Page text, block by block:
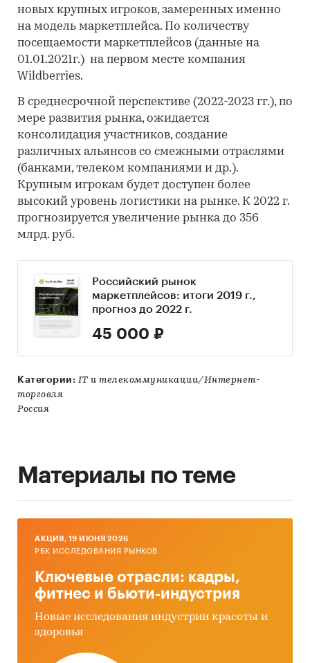
новых крупных игроков, замеренных именно
на модель маркетплейса. По количеству
посещаемости маркетплейсов (данные на
01.01.2021г.) на первом месте компания
Wildberries.
В среднесрочной перспективе (2022-2023 гг.), по
мере развития рынка, ожидается
консолидация участников, создание
различных альянсов со смежными отраслями
(банками, телеком компаниями и др.).
Крупным игрокам будет доступен более
высокий уровень логистики на рынке. К 2022 г.
прогнозируется увеличение рынка до 356
млрд. руб.
Российский рынок
маркетплейсов: итоги 2019 г.,
прогноз до 2022 г.
45 000 ₽
Категории: IT и телекоммуникации/Интернет-
торговля
Россия
Материалы по теме
AКЦИЯ, 19 ИЮНЯ 2026
РБК ИССЛЕДОВАНИЯ РЫНКОВ
Ключевые отрасли: кадры,
фитнес и бьюти-индустрия
Новые исследования индустрии красоты и
здоровья